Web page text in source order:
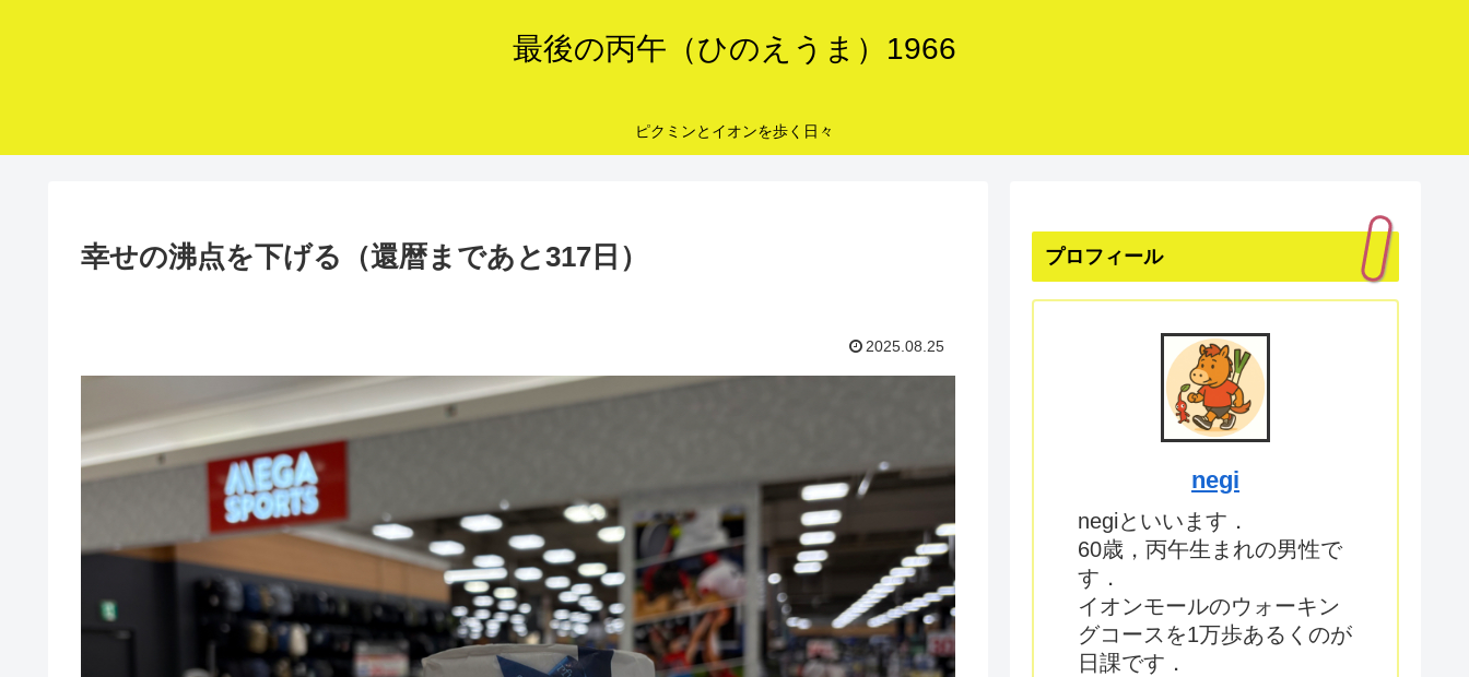
最後の丙午（ひのえうま）1966
ピクミンとイオンを歩く日々
幸せの沸点を下げる（還暦まであと317日）
2025.08.25
プロフィール
negi
negiといいます．
60歳，丙午生まれの男性で
す．
イオンモールのウォーキン
グコースを1万歩あるくのが
日課です．